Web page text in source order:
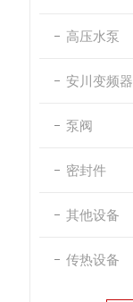
高压水泵
安川变频器
泵阀
密封件
其他设备
传热设备